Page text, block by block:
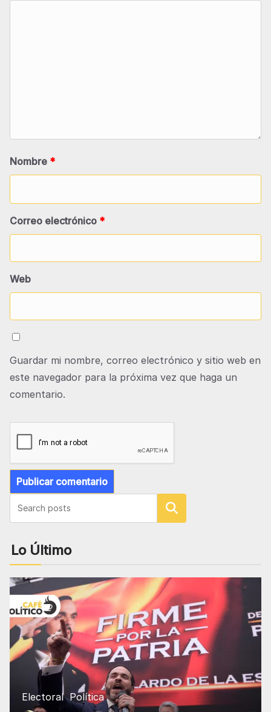
Nombre *
Correo electrónico *
Web
Guardar mi nombre, correo electrónico y sitio web en
este navegador para la próxima vez que haga un
comentario.
Buscar
Lo Último
Electoral Política